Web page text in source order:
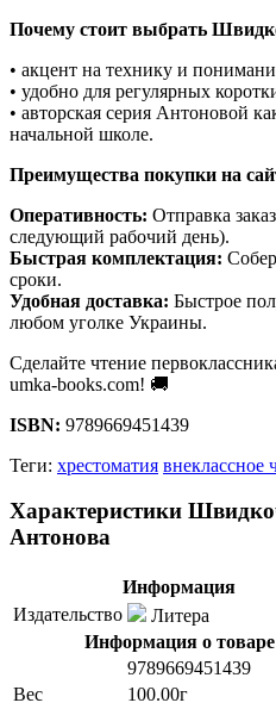
Почему стоит выбрать
• акцент на технику и
• удобно для регулярных
• авторская серия Антоновой
начальной школе.
Преимущества покупки на
Оперативность: Отправка
следующий рабочий день).
Быстрая комплектация:
сроки.
Удобная доставка: Быстрое
любом уголке Украины.
Сделайте чтение
umka-books.com! 🚚
ISBN: 9789669451439
Теги: хрестоматия внеклассное
Характеристики
Антонова
Информация
Издательство
Литера
Информация о товаре
9789669451439
Вес
100.00г